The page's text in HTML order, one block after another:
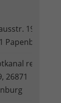
19,
Papenburg
rechts
26871